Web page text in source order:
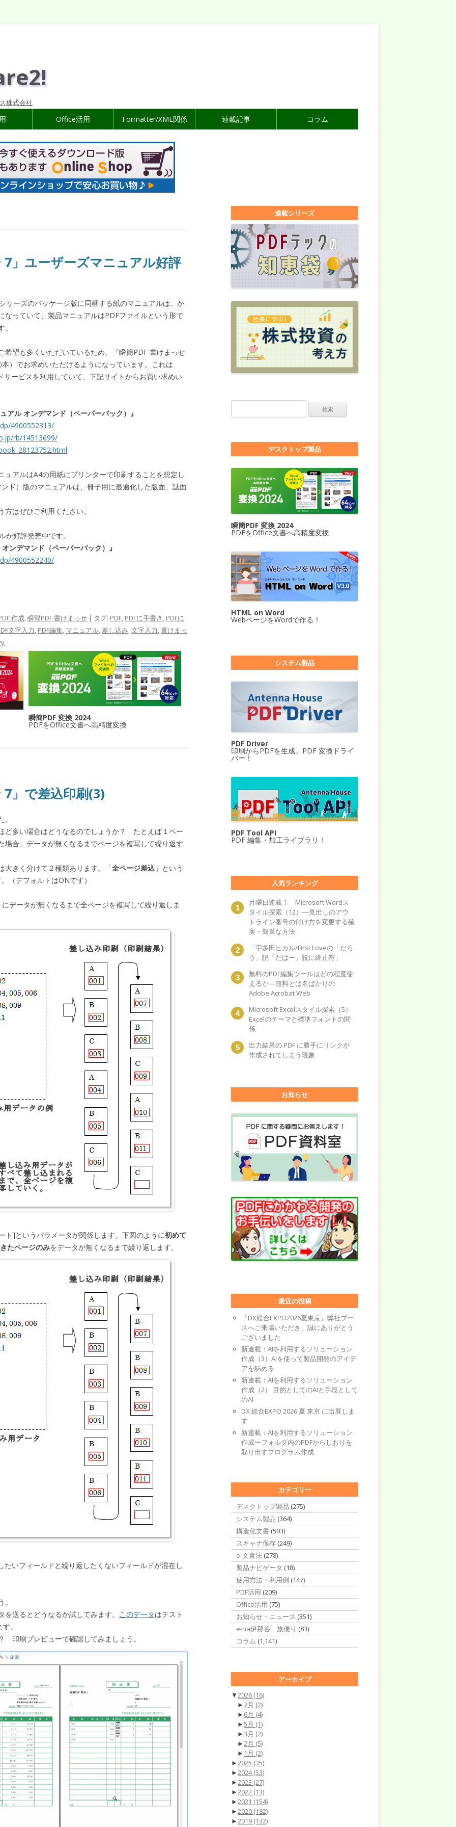
株式会社
Office活用 Formatter/XML関係 連載記事 コラム
」ユーザーズマニュアル好評
リーズのパッケージ版に同梱する紙のマニュアルは、か
なっていて、製品マニュアルはPDFファイルという形で
希望も多くいただいているため、『瞬簡PDF 書けまっせ
）でお求めいただけるようになっています。これは
ービスを利用していて、下記サイトからお買い求めい
アル オンデマンド（ペーパーバック）』
4900552313/
rb/14513699/
アルはA4の用紙にプリンターで印刷することを想定し
ド）版のマニュアルは、冊子用に最適化した版面、誌面
はぜひご利用ください。
好評発売中です。
ンデマンド（ペーパーバック）』
4900552240/
作成,瞬簡PDF 書けまっせ | タグ: PDF, PDFに手書き , PDFに
文字入力, PDF編集, マニュアル, 差し込み,文字入力,書けまっ
瞬簡PDF 変換 2024
PDFをOffice文書へ高精度変換
」で差込印刷(3)
ど多い場合はどうなるのでしょうか？ たとえば１ペー
場合、データが無くなるまでページを複写して繰り返す
大きく分けて２種類あります。「全ページ差込 」という
（デフォルトはONです）
データが無くなるまで全ページを複写して繰り返しま
ト]というパラメータが関係します。下図のように初めて
たページのみをデータが無くなるまで繰り返します。
いフィールドと繰り返したくないフィールドが混在し
送るとどうなるか試してみます。
このデータはテスト
。
印刷プレビューで確認してみましょう。
連載シリーズ
デスクトップ製品
瞬簡PDF 変換 2024
PDFをOffice文書へ高精度変換
HTML on Word
WebページをWordで作る！
システム製品
PDF Driver
印刷からPDFを生成。PDF 変換ドライ
バー！
PDF Tool API
PDF 編集・加工ライブラリ！
人気ランキング
月曜日連載！ Microsoft Wordス
タイル探索（12）―見出しのアウ
トライン番号の付け方を変更する確
実・簡単な方法
「宇多田ヒカル/First Loveの「だろ
う」説「だはー」説に終止符」
無料のPDF編集ツールはどの程度使
えるか―無料とは名ばかりの
Adobe Acrobat Web
Microsoft Excelスタイル探索（5）
Excelのテーマと標準フォントの関
係
出力結果の PDF に勝手にリンクが
作成されてしまう現象
お知らせ
最近の投稿
『DX総合EXPO2026夏東京』弊社ブー
スへご来場いただき、誠にありがとう
ございました
新連載：AIを利用するソリューション
作成（3）AIを使って製品開発のアイデ
アを詰める
新連載：AIを利用するソリューション
作成（2） 目的としてのAIと手段として
のAI
DX 総合EXPO 2026 夏 東京 に出展しま
す
新連載：AIを利用するソリューション
作成ーフォルダ内のPDFからしおりを
取り出すプログラム作成
カテゴリー
デスクトップ製品 (275)
システム製品 (364)
構造化文書 (503)
スキャナ保存 (249)
e-文書法 (278)
製品ナビゲータ (18)
使用方法・利用例 (147)
PDF活用 (209)
Office活用 (75)
お知らせ・ニュース (351)
e-na伊那谷 旅便り (83)
コラム (1,141)
アーカイブ
▼2026 (16)
► 7月 (2)
► 6月 (4)
►5月 (1)
►3月 (2)
►2月 (5)
► 1月 (2)
►2025 (35)
►2024(53)
►2023 (27)
►2022 (13)
►2021 (154)
►2020 (182)
►2019 (132)